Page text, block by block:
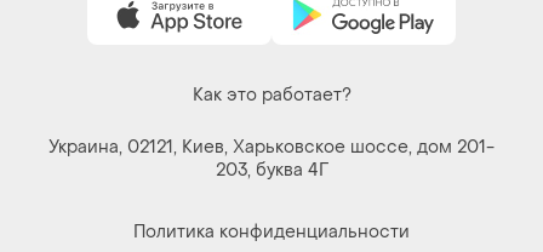
Как это работает?
Украина, 02121, Киев, Харьковское шоссе, дом 201-
203, буква 4Г
Политика конфиденциальности